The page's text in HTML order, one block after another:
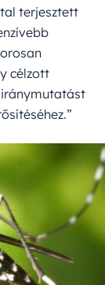
terjesztett
célzott
iránymutatást